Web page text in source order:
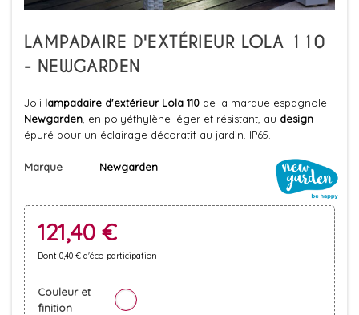
LAMPADAIRE D'EXTÉRIEUR LOLA 110
- NEWGARDEN
Joli lampadaire d'extérieur Lola 110 de la marque espagnole
Newgarden , en polyéthylène léger et résistant, au design
épuré pour un éclairage décoratif au jardin. IP65.
Marque Newgarden
121,40 €
Dont 0,40 € d'éco-participation
Couleur et
finition